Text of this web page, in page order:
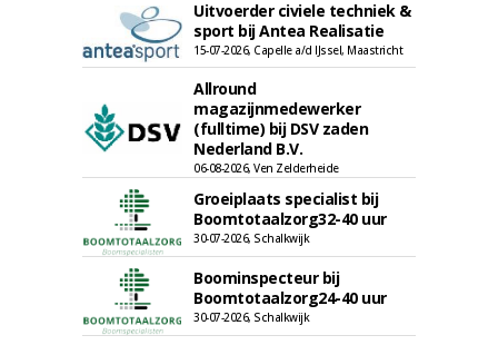
Uitvoerder civiele techniek &
sport bij Antea Realisatie
15-07-2026, Capelle a/d IJssel, Maastricht
Allround
magazijnmedewerker
(fulltime) bij DSV zaden
Nederland B.V.
06-08-2026, Ven Zelderheide
Groeiplaats specialist bij
Boomtotaalzorg32-40 uur
30-07-2026, Schalkwijk
Boominspecteur bij
Boomtotaalzorg24-40 uur
30-07-2026, Schalkwijk